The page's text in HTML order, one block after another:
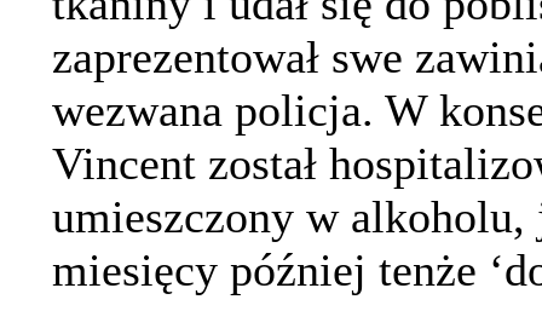
zaprezentował swe
wezwana policja. W
Vincent został
umieszczony w
miesięcy później tenże